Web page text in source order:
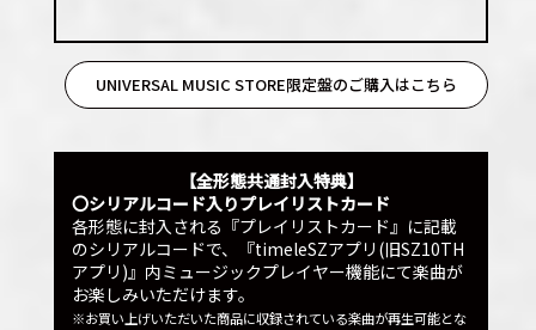
UNIVERSAL MUSIC STORE限定盤のご購入はこちら
【全形態共通封入特典】
〇シリアルコード入りプレイリストカード
各形態に封入される『プレイリストカード』に記載
のシリアルコードで、『timeleSZアプリ(旧SZ10TH
アプリ)』内ミュージックプレイヤー機能にて楽曲が
お楽しみいただけます。
※お買い上げいただいた商品に収録されている楽曲が再生可能とな